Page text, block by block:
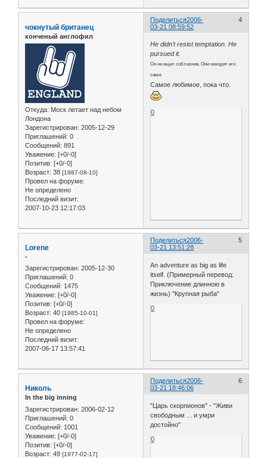
Поделиться 4
2006-
03-21 08:59:52
чокнутый британец
конченый англофил
Откуда: Моск летает над небом
Лондона
Зарегистрирован: 2005-12-29
Приглашений: 0
Сообщений: 891
Уважение: [+0/-0]
Позитив: [+0/-0]
Возраст: 38 [1987-08-10]
Провел на форуме:
Не определено
Последний визит:
2007-10-23 12:17:03
He didn't resist temptation. He
pursued it.
Он не ищет соблазнов. Они находят его
сами.
Самое любимое, пока что.
0
Поделиться 5
2006-
03-21 13:51:28
Lorene
-
Зарегистрирован: 2005-12-30
Приглашений: 0
Сообщений: 1475
Уважение: [+0/-0]
Позитив: [+0/-0]
Возраст: 40 [1985-10-01]
Провел на форуме:
Не определено
Последний визит:
2007-06-17 13:57:41
An adventure as big as life
itself. (Примерный перевод:
Приключение длинною в
жизнь) "Крупная рыба"
0
Поделиться 6
2006-
03-21 18:46:06
Николь
In the big inning
Зарегистрирован: 2006-02-12
Приглашений: 0
Сообщений: 1001
Уважение: [+0/-0]
Позитив: [+0/-0]
Возраст: 49 [1977-02-17]
"Царь скорпионов" - "Живи
свободным ... и умри
достойно"
0